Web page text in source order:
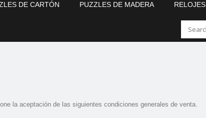
DE CARTÓN PUZZLES DE MADERA RELOJES
la aceptación de las siguientes condiciones generales de venta.